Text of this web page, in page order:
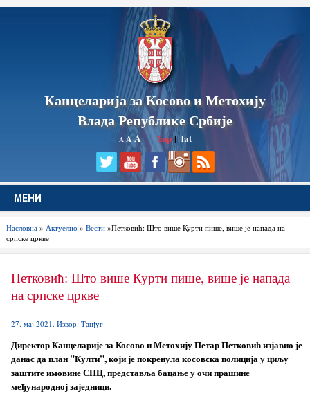
Канцеларија за Косово и Метохију
Влада Републике Србије
A AA ћир|lat
МЕНИ
Насловна» Актуелно » Вести»Петковић: Што више Курти пише, више је напада на
српске цркве
Петковић: Што више Курти пише, више је напада
на српске цркве
27. мај 2021. Извор: Танјуг
Директор Канцеларије за Косово и Метохију Петар Петковић изјавио је
данас да план "Култи", који је покренула косовска полиција у циљу
заштите имовине СПЦ, представља бацање у очи прашине
међународној заједници.